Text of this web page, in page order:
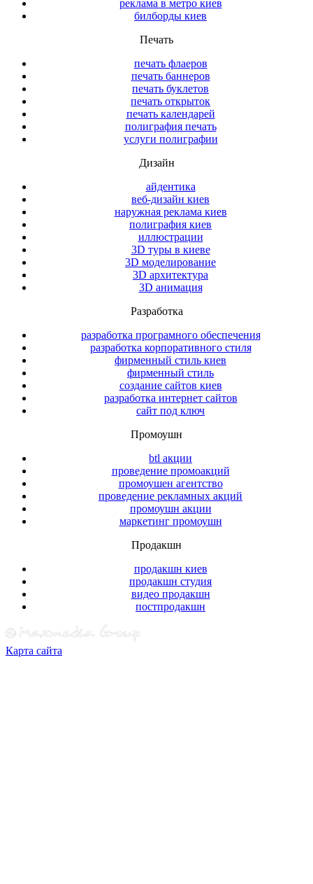
реклама в метро киев
билборды киев
Печать
печать флаеров
печать баннеров
печать буклетов
печать открыток
печать календарей
полиграфия печать
услуги полиграфии
Дизайн
айдентика
веб-дизайн киев
наружная реклама киев
полиграфия киев
иллюстрации
3D туры в киеве
3D моделирование
3D архитектура
3D анимация
Разработка
разработка програмного обеспечения
разработка корпоративного стиля
фирменный стиль киев
фирменный стиль
создание сайтов киев
разработка интернет сайтов
сайт под ключ
Промоушн
btl акции
проведение промоакций
промоушен агентство
проведение рекламных акций
промоушн акции
маркетинг промоушн
Продакшн
продакшн киев
продакшн студия
видео продакшн
постпродакшн
Карта сайта